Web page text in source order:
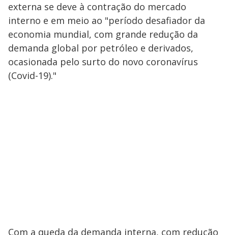
externa se deve à contração do mercado
interno e em meio ao "período desafiador da
economia mundial, com grande redução da
demanda global por petróleo e derivados,
ocasionada pelo surto do novo coronavírus
(Covid-19)."
Com a queda da demanda interna, com redução